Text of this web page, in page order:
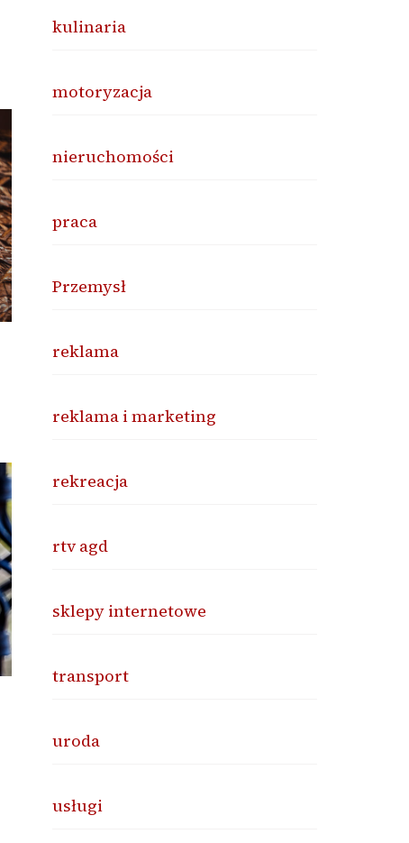
kulinaria
motoryzacja
nieruchomości
praca
Przemysł
reklama
reklama i marketing
rekreacja
rtv agd
sklepy internetowe
transport
uroda
usługi